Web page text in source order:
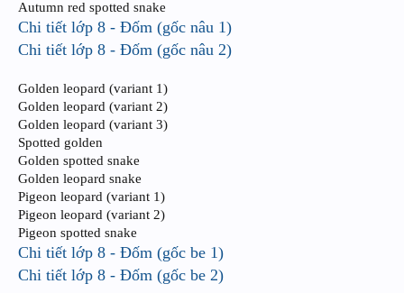
Autumn red spotted snake
Chi tiết lớp 8 - Đốm (gốc nâu 1)
Chi tiết lớp 8 - Đốm (gốc nâu 2)
Golden leopard (variant 1)
Golden leopard (variant 2)
Golden leopard (variant 3)
Spotted golden
Golden spotted snake
Golden leopard snake
Pigeon leopard (variant 1)
Pigeon leopard (variant 2)
Pigeon spotted snake
Chi tiết lớp 8 - Đốm (gốc be 1)
Chi tiết lớp 8 - Đốm (gốc be 2)